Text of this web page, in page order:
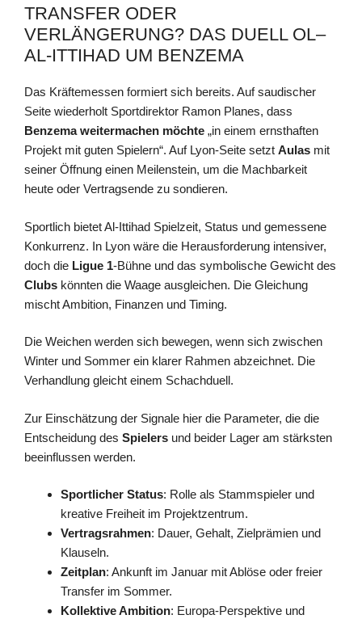
TRANSFER ODER
VERLÄNGERUNG? DAS DUELL OL–
AL-ITTIHAD UM BENZEMA
Das Kräftemessen formiert sich bereits. Auf saudischer
Seite wiederholt Sportdirektor Ramon Planes, dass
Benzema weitermachen möchte „in einem ernsthaften
Projekt mit guten Spielern“. Auf Lyon-Seite setzt Aulas mit
seiner Öffnung einen Meilenstein, um die Machbarkeit
heute oder Vertragsende zu sondieren.
Sportlich bietet Al-Ittihad Spielzeit, Status und gemessene
Konkurrenz. In Lyon wäre die Herausforderung intensiver,
doch die Ligue 1-Bühne und das symbolische Gewicht des
Clubs könnten die Waage ausgleichen. Die Gleichung
mischt Ambition, Finanzen und Timing.
Die Weichen werden sich bewegen, wenn sich zwischen
Winter und Sommer ein klarer Rahmen abzeichnet. Die
Verhandlung gleicht einem Schachduell.
Zur Einschätzung der Signale hier die Parameter, die die
Entscheidung des Spielers und beider Lager am stärksten
beeinflussen werden.
Sportlicher Status: Rolle als Stammspieler und
kreative Freiheit im Projektzentrum.
Vertragsrahmen: Dauer, Gehalt, Zielprämien und
Klauseln.
Zeitplan: Ankunft im Januar mit Ablöse oder freier
Transfer im Sommer.
Kollektive Ambition: Europa-Perspektive und